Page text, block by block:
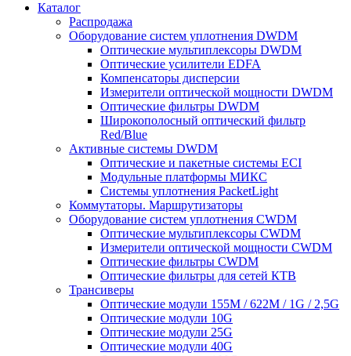
Каталог
Распродажа
Оборудование систем уплотнения DWDM
Оптические мультиплексоры DWDM
Оптические усилители EDFA
Компенсаторы дисперсии
Измерители оптической мощности DWDM
Оптические фильтры DWDM
Широкополосный оптический фильтр
Red/Blue
Активные системы DWDM
Оптические и пакетные системы ECI
Модульные платформы МИКС
Системы уплотнения PacketLight
Коммутаторы. Маршрутизаторы
Оборудование систем уплотнения CWDM
Оптические мультиплексоры CWDM
Измерители оптической мощности CWDM
Оптические фильтры CWDM
Оптические фильтры для сетей КТВ
Трансиверы
Оптические модули 155M / 622M / 1G / 2,5G
Оптические модули 10G
Оптические модули 25G
Оптические модули 40G